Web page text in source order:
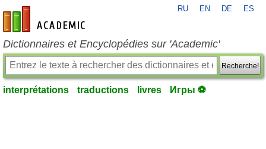
fr-academic.com
RU EN DE ES
Dictionnaires et Encyclopédies sur 'Academic'
Recherche!
interprétations traductions livres Игры ⚽